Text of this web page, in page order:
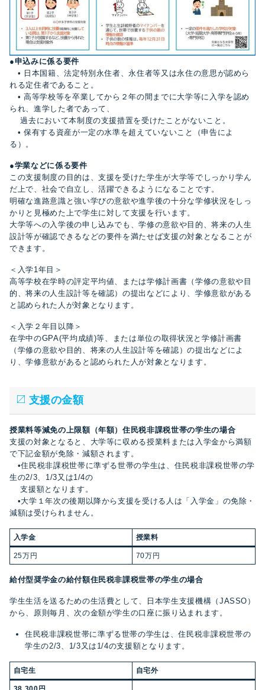
●申込みに係る要件
• 日本国籍、法定特別永住者、永住者等又は永住の意思が認めら
れる定住者であること。
• 高等学校等を卒業してから２年の間までに大学等に入学を認め
られ、進学した者であって、
過去において本制度の支援措置を受けたことがないこと。
• 保有する資産が一定の水準を超えていないこと（申告によ
る）。
●学業などに係る要件
この支援制度の目的は、支援を受けた学生が大学等でしっかり学ん
だ上で、社会で自立し、活躍できるようになることです。
明確な進路意識と強い学びの意欲や進学後の十分な学修状況をしっ
かりと見極めた上で学生に対して支援を行います。
大学等への入学後の申し込みでも、学修の意欲や目的、将来の人生
設計等が確認できるなどの要件を満たせば支援の対象となることが
できます。
＜入学1年目＞
高等学校在学時の評定平均値、または学修計画書（学修の意欲や目
的、将来の人生設計等を確認）の提出などにより、学修意欲がある
と認められた人が対象となります。
＜入学２年目以降＞
在学中のGPA(平均成績)等、または単位の取得状況と学修計画書
（学修の意欲や目的、将来の人生設計等を確認）の提出などによ
り、学修意欲があると認められた人が対象となります。
支援の金額
授業料等減免の上限額（年額）住民税非課税世帯の学生の場合
支援の対象となると、大学等に収める授業料または入学金から満額
で下記金額が免除・減額されます。
•住民税非課税世帯に準ずる世帯の学生は、住民税非課税世帯の学
生の2/3、1/3又は1/4の
支援額となります。
•大学１年次の後期以降から支援を受ける人は「入学金」の免除・
減額は受けられません。
入学金 授業料
25万円 70万円
給付型奨学金の給付額住民税非課税世帯の学生の場合
学生生活を送るための生活費として、日本学生支援機構（JASSO）
から、原則毎月、次の金額が学生の口座に振り込まれます。
住民税非課税世帯に準ずる世帯の学生は、住民税非課税世帯の
学生の2/3、1/3又は1/4の支援額となります。
自宅生 自宅外